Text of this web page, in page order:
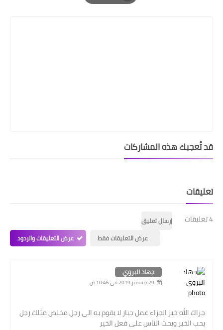
Print
قد تُعجبك هذه المشاركات
تعليقات
4 تعليقات
إرسال تعليق
عرض التعليقات فقط
عرض التعليقات والردود
جهاد البروي
29 ديسمبر 2019 في 10:46 ص
جزاك الله خير الجزاء عمل جبار لا يقوم به الى رجل مخلص مثلك رجل
يحب الخير ويحث الناس على فعل الخير